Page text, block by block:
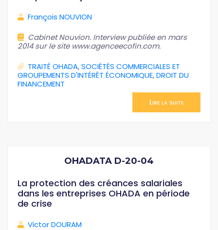
François NOUVION
Cabinet Nouvion. Interview publiée en mars
2014 sur le site www.agenceecofin.com.
TRAITÉ OHADA,SOCIÉTÉS COMMERCIALES ET
GROUPEMENTS D'INTÉRÊT ÉCONOMIQUE,DROIT DU
FINANCEMENT
Lire la suite
OHADATA D-20-04
La protection des créances salariales
dans les entreprises OHADA en période
de crise
Victor DOURAM